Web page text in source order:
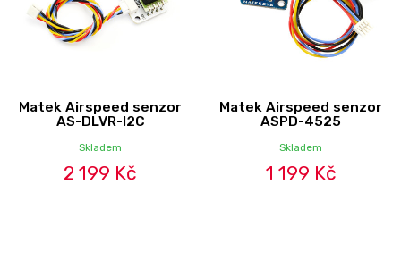
Matek Airspeed senzor
AS-DLVR-I2C
Skladem
2 199 Kč
Matek Airspeed senzor
ASPD-4525
Skladem
1 199 Kč